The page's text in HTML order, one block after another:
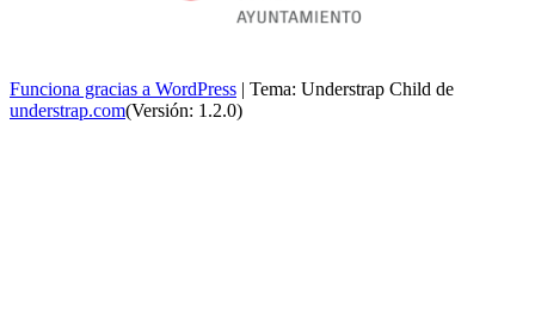
Funciona gracias a WordPress | Tema: Understrap Child de
understrap.com(Versión: 1.2.0)